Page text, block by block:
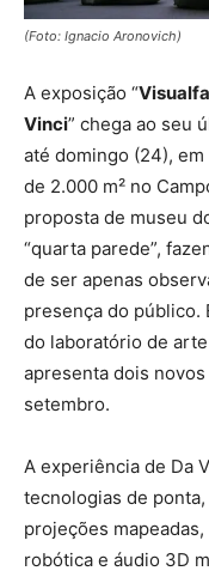
(Foto: Ignacio Aronovich)
A exposição “
Vinci” chega ao seu
até domingo (24), em
de 2.000 m² no
proposta de museu
“quarta parede”,
de ser apenas
presença do público.
do laboratório de
apresenta dois
setembro.
A experiência de Da
tecnologias de
projeções
robótica e áudio 3D